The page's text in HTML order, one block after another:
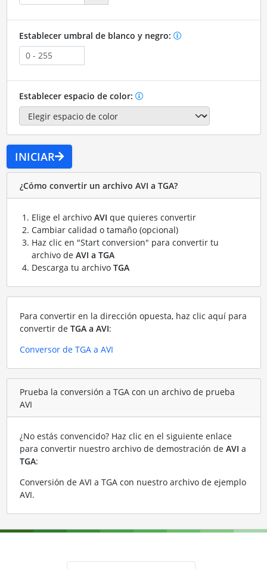
Establecer umbral de blanco y negro:
Establecer espacio de color:
INICIAR
¿Cómo convertir un archivo AVI a TGA?
Elige el archivo AVI que quieres convertir
Cambiar calidad o tamaño (opcional)
Haz clic en "Start conversion" para convertir tu
archivo de AVI a TGA
Descarga tu archivo TGA
Para convertir en la dirección opuesta, haz clic aquí para
convertir de TGA a AVI:
Conversor de TGA a AVI
Prueba la conversión a TGA con un archivo de prueba
AVI
¿No estás convencido? Haz clic en el siguiente enlace
para convertir nuestro archivo de demostración de AVI a
TGA:
Conversión de AVI a TGA con nuestro archivo de ejemplo
AVI.